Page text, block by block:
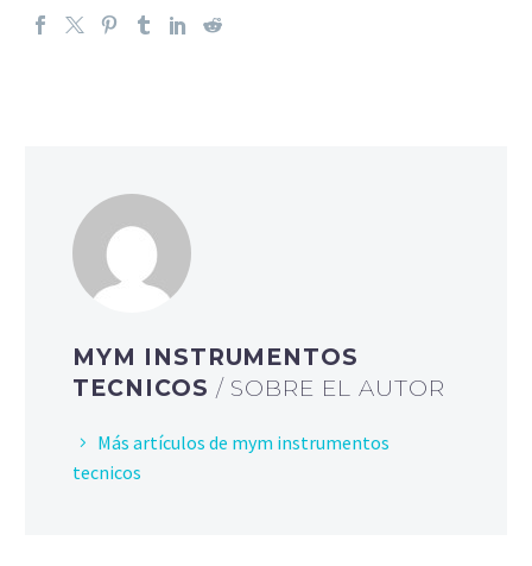
MYM INSTRUMENTOS
TECNICOS / SOBRE EL AUTOR
Más artículos de mym instrumentos
tecnicos